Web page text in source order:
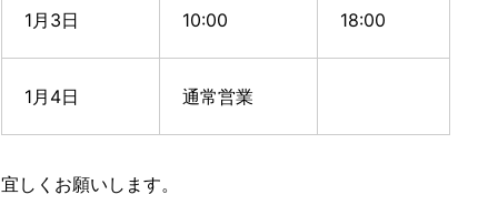
1月3日 10:00 18:00
1月4日 通常営業
宜しくお願いします。